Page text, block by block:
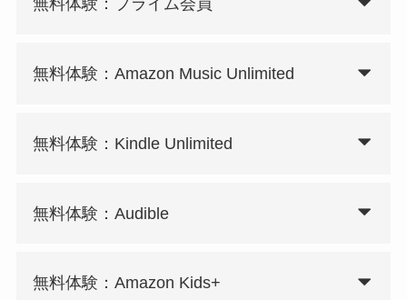
無料体験：プライム会員
無料体験：Amazon Music Unlimited
無料体験：Kindle Unlimited
無料体験：Audible
無料体験：Amazon Kids+